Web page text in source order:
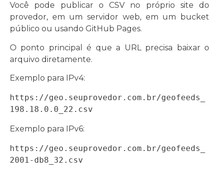
Você pode publicar o CSV no próprio site do
provedor, em um servidor web, em um bucket
público ou usando GitHub Pages.
O ponto principal é que a URL precisa baixar o
arquivo diretamente.
Exemplo para IPv4:
https://geo.seuprovedor.com.br/geofeeds_
198.18.0.0_22.csv
Exemplo para IPv6:
https://geo.seuprovedor.com.br/geofeeds_
2001-db8_32.csv